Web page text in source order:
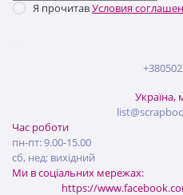
Я прочитавУсловия
Україна,
Час роботи
пн-пт: 9.00-15.00
сб, нед: вихідний
Ми в соціальних мережах:
https://